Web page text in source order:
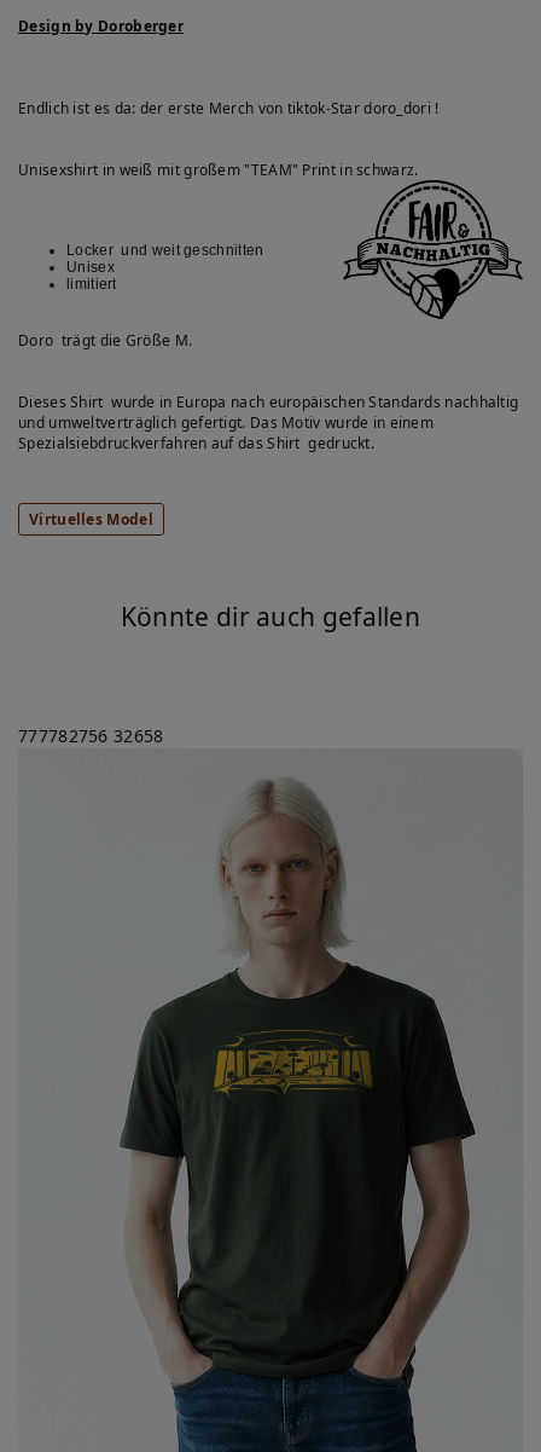
Design by Doroberger
Endlich ist es da: der erste Merch von tiktok-Star doro_dori !
Unisexshirt in weiß mit großem "TEAM" Print in schwarz.
Locker und weit geschnitten
Unisex
limitiert
Doro trägt die Größe M.
Dieses Shirt wurde in Europa nach europäischen Standards nachhaltig
und umweltverträglich gefertigt. Das Motiv wurde in einem
Spezialsiebdruckverfahren auf das Shirt gedruckt.
Virtuelles Model
Könnte dir auch gefallen
777782756 32658